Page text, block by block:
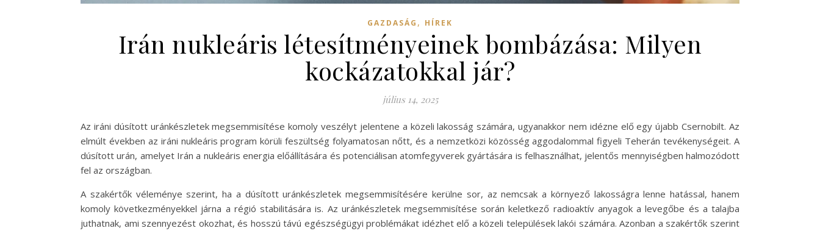
GAZDASÁG , HÍREK
Irán nukleáris létesítményeinek bombázása: Milyen
kockázatokkal jár?
július 14, 2025
Az iráni dúsított uránkészletek megsemmisítése komoly veszélyt jelentene a közeli lakosság számára, ugyanakkor nem idézne elő egy újabb Csernobilt. Az
elmúlt években az iráni nukleáris program körüli feszültség folyamatosan nőtt, és a nemzetközi közösség aggodalommal figyeli Teherán tevékenységeit. A
dúsított urán, amelyet Irán a nukleáris energia előállítására és potenciálisan atomfegyverek gyártására is felhasználhat, jelentős mennyiségben halmozódott
fel az országban.
A szakértők véleménye szerint, ha a dúsított uránkészletek megsemmisítésére kerülne sor, az nemcsak a környező lakosságra lenne hatással, hanem
komoly következményekkel járna a régió stabilitására is. Az uránkészletek megsemmisítése során keletkező radioaktív anyagok a levegőbe és a talajba
juthatnak, ami szennyezést okozhat, és hosszú távú egészségügyi problémákat idézhet elő a közeli települések lakói számára. Azonban a szakértők szerint